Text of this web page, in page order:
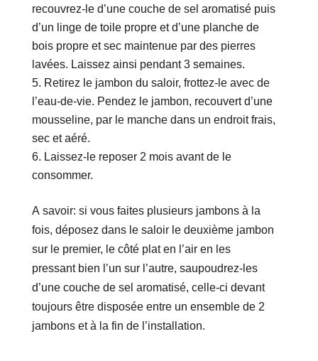
recouvrez-le d’une couche de sel aromatisé puis
d’un linge de toile propre et d’une planche de
bois propre et sec maintenue par des pierres
lavées. Laissez ainsi pendant 3 semaines.
Retirez le jambon du saloir, frottez-le avec de
l’eau-de-vie. Pendez le jambon, recouvert d’une
mousseline, par le manche dans un endroit frais,
sec et aéré.
Laissez-le reposer 2 mois avant de le
consommer.
A savoir: si vous faites plusieurs jambons à la
fois, déposez dans le saloir le deuxième jambon
sur le premier, le côté plat en l’air en les
pressant bien l’un sur l’autre, saupoudrez-les
d’une couche de sel aromatisé, celle-ci devant
toujours être disposée entre un ensemble de 2
jambons et à la fin de l’installation.